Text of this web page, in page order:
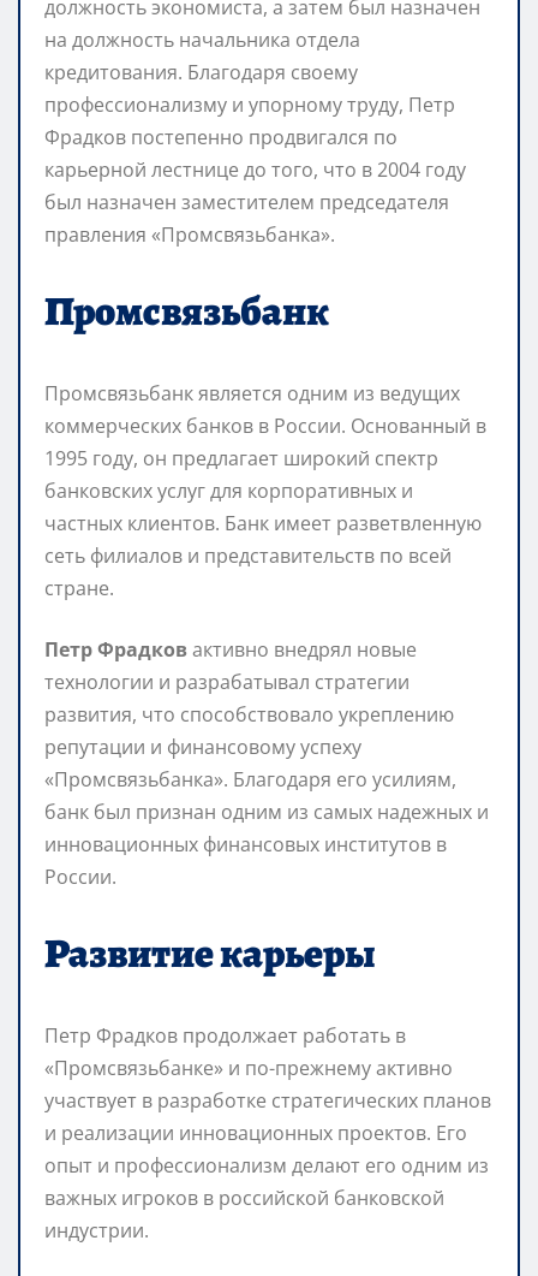
должность экономиста, а затем был назначен
на должность начальника отдела
кредитования. Благодаря своему
профессионализму и упорному труду, Петр
Фрадков постепенно продвигался по
карьерной лестнице до того, что в 2004 году
был назначен заместителем председателя
правления «Промсвязьбанка».
Промсвязьбанк
Промсвязьбанк является одним из ведущих
коммерческих банков в России. Основанный в
1995 году, он предлагает широкий спектр
банковских услуг для корпоративных и
частных клиентов. Банк имеет разветвленную
сеть филиалов и представительств по всей
стране.
Петр Фрадковактивно внедрял новые
технологии и разрабатывал стратегии
развития, что способствовало укреплению
репутации и финансовому успеху
«Промсвязьбанка». Благодаря его усилиям,
банк был признан одним из самых надежных и
инновационных финансовых институтов в
России.
Развитие карьеры
Петр Фрадков продолжает работать в
«Промсвязьбанке» и по-прежнему активно
участвует в разработке стратегических планов
и реализации инновационных проектов. Его
опыт и профессионализм делают его одним из
важных игроков в российской банковской
индустрии.